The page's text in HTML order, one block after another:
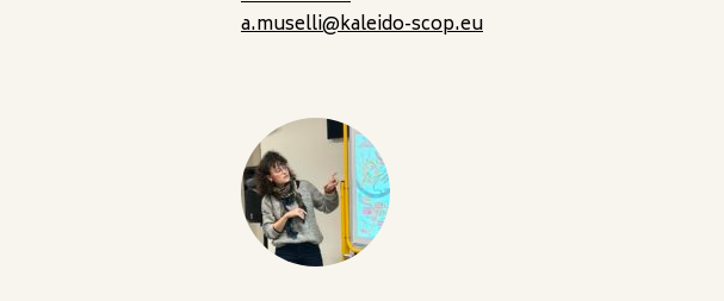
a.muselli@kaleido-scop.eu